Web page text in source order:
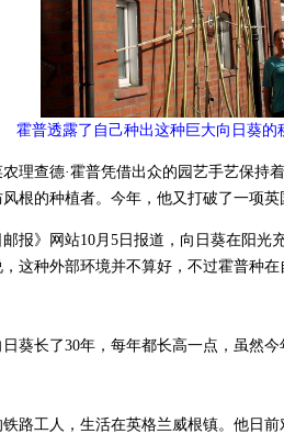
霍普透露了自己种出这种巨大向日葵
理查德·霍普凭借出众的园艺手艺保持
根的种植者。今年，他又打破了一项英
报》网站10月5日报道，向日葵在阳光
这种外部环境并不算好，不过霍普种
葵长了30年，每年都长高一点，虽然
路工人，生活在英格兰威根镇。他日